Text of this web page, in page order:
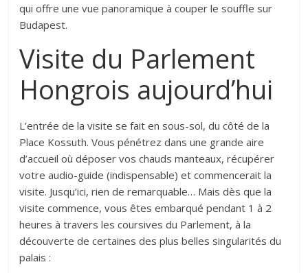
qui offre une vue panoramique à couper le souffle sur
Budapest.
Visite du Parlement
Hongrois aujourd’hui
L’entrée de la visite se fait en sous-sol, du côté de la
Place Kossuth. Vous pénétrez dans une grande aire
d’accueil où déposer vos chauds manteaux, récupérer
votre audio-guide (indispensable) et commencerait la
visite. Jusqu’ici, rien de remarquable… Mais dès que la
visite commence, vous êtes embarqué pendant 1 à 2
heures à travers les coursives du Parlement, à la
découverte de certaines des plus belles singularités du
palais :